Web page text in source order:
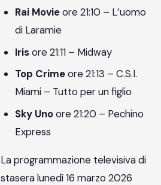
Rai Movieore 21:10 – L’uomo
di Laramie
Irisore 21:11 – Midway
Top Crimeore 21:13 – C.S.I.
Miami – Tutto per un figlio
Sky Unoore 21:20 – Pechino
Express
La programmazione televisiva di
stasera lunedì 16 marzo 2026